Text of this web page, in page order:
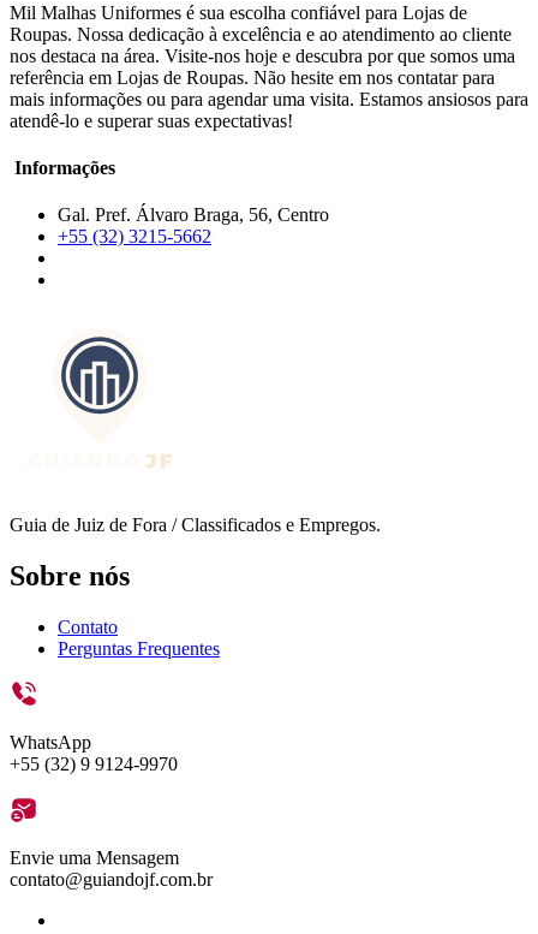
Mil Malhas Uniformes é sua escolha confiável para Lojas de
Roupas. Nossa dedicação à excelência e ao atendimento ao cliente
nos destaca na área. Visite-nos hoje e descubra por que somos uma
referência em Lojas de Roupas. Não hesite em nos contatar para
mais informações ou para agendar uma visita. Estamos ansiosos para
atendê-lo e superar suas expectativas!
Informações
Gal. Pref. Álvaro Braga, 56, Centro
+55 (32) 3215-5662
Guia de Juiz de Fora / Classificados e Empregos.
Sobre nós
Contato
Perguntas Frequentes
WhatsApp
+55 (32) 9 9124-9970
Envie uma Mensagem
contato@guiandojf.com.br